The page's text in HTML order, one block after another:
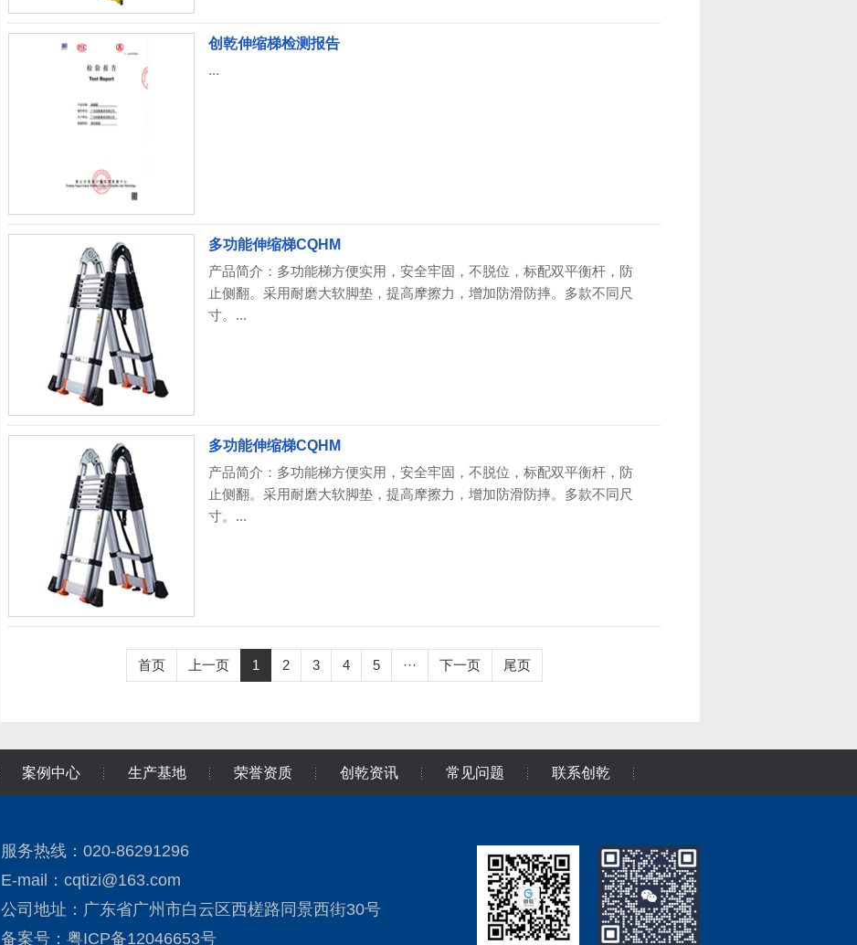
创乾伸缩梯检测报告
...
多功能伸缩梯CQHM
产品简介：多功能梯方便实用，安全牢固，不脱位，标配双平衡杆，防
止侧翻。采用耐磨大软脚垫，提高摩擦力，增加防滑防摔。多款不同尺
寸。...
多功能伸缩梯CQHM
产品简介：多功能梯方便实用，安全牢固，不脱位，标配双平衡杆，防
止侧翻。采用耐磨大软脚垫，提高摩擦力，增加防滑防摔。多款不同尺
寸。...
首页 上一页 1 2 3 4 5 ··· 下一页 尾页
案例中心 生产基地 荣誉资质 创乾资讯 常见问题 联系创乾
服务热线：020-86291296
E-mail：cqtizi@163.com
公司地址：广东省广州市白云区西槎路同景西街30号
备案号： 粤ICP备12046653号